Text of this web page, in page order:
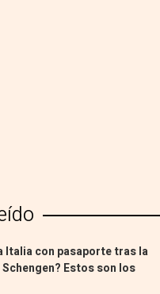
Italia con pasaporte tras la
Estos son los